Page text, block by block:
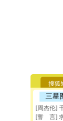
搜狐
三星
[周杰伦]
[誓 言]